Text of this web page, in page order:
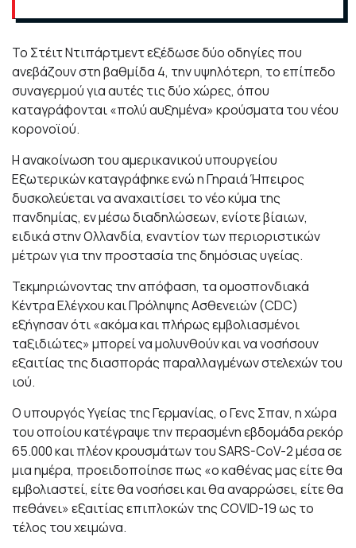
Το Στέιτ Ντιπάρτμεντ εξέδωσε δύο οδηγίες που
ανεβάζουν στη βαθμίδα 4, την υψηλότερη, το επίπεδο
συναγερμού για αυτές τις δύο χώρες, όπου
καταγράφονται «πολύ αυξημένα» κρούσματα του νέου
κορονοϊού.
Η ανακοίνωση του αμερικανικού υπουργείου
Εξωτερικών καταγράφηκε ενώ η Γηραιά Ήπειρος
δυσκολεύεται να αναχαιτίσει το νέο κύμα της
πανδημίας, εν μέσω διαδηλώσεων, ενίοτε βίαιων,
ειδικά στην Ολλανδία, εναντίον των περιοριστικών
μέτρων για την προστασία της δημόσιας υγείας.
Τεκμηριώνοντας την απόφαση, τα ομοσπονδιακά
Κέντρα Ελέγχου και Πρόληψης Ασθενειών (CDC)
εξήγησαν ότι «ακόμα και πλήρως εμβολιασμένοι
ταξιδιώτες» μπορεί να μολυνθούν και να νοσήσουν
εξαιτίας της διασποράς παραλλαγμένων στελεχών του
ιού.
Ο υπουργός Υγείας της Γερμανίας, ο Γενς Σπαν, η χώρα
του οποίου κατέγραψε την περασμένη εβδομάδα ρεκόρ
65.000 και πλέον κρουσμάτων του SARS-CoV-2 μέσα σε
μια ημέρα, προειδοποίησε πως «ο καθένας μας είτε θα
εμβολιαστεί, είτε θα νοσήσει και θα αναρρώσει, είτε θα
πεθάνει» εξαιτίας επιπλοκών της COVID-19 ως το
τέλος του χειμώνα.